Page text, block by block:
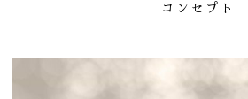
コンセプト